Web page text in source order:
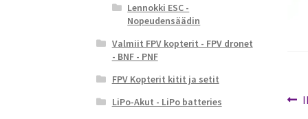
Lennokki ESC -
Nopeudensäädin
Valmiit FPV kopterit - FPV dronet
- BNF - PNF
FPV Kopterit kitit ja setit
LiPo-Akut - LiPo batteries